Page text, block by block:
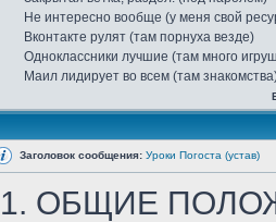
Не интересно вообще (у меня свой
Вконтакте рулят (там порнуха везде)
Одноклассники лучшие (там много
Маил лидирует во всем (там
Заголовок сообщения: Уроки Погоста (устав)
1. ОБЩИЕ